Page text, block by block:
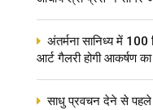
अंतर्मना सानिध्य में 100
आर्ट गैलरी होगी आकर्षण
साधु प्रवचन देने से